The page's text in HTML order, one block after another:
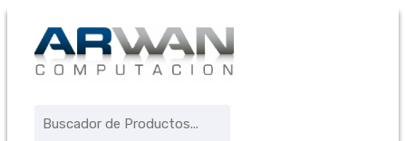
Saltar
Saltar
contenido
Búsqueda